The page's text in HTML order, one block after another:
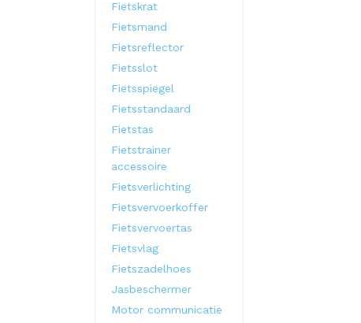
Fietskrat
Fietsmand
Fietsreflector
Fietsslot
Fietsspiegel
Fietsstandaard
Fietstas
Fietstrainer
accessoire
Fietsverlichting
Fietsvervoerkoffer
Fietsvervoertas
Fietsvlag
Fietszadelhoes
Jasbeschermer
Motor communicatie